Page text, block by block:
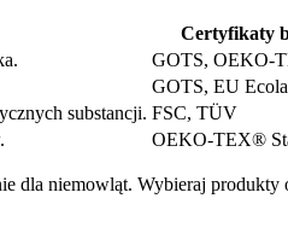
Certyfikaty
GOTS, OEKO-
GOTS, EU
substancji. FSC, TÜV
OEKO-TEX®
dla niemowląt. Wybieraj